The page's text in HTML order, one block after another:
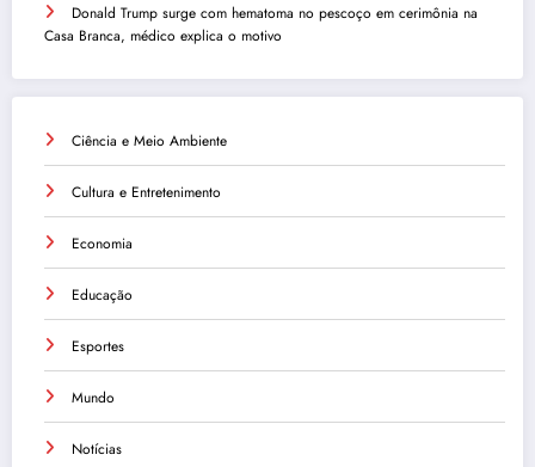
Donald Trump surge com hematoma no pescoço em cerimônia na
Casa Branca, médico explica o motivo
Ciência e Meio Ambiente
Cultura e Entretenimento
Economia
Educação
Esportes
Mundo
Notícias